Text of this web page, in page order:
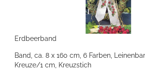
Erdbeerband
Band, ca. 8 x 160 cm, 6 Farben,
Kreuze/1 cm, Kreuzstich